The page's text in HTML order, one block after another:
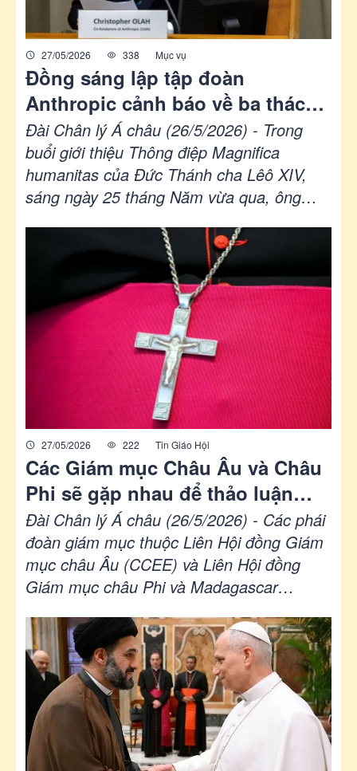
27/05/2026 338 Mục vụ
Đồng sáng lập tập đoàn
Anthropic cảnh báo về ba thách
thức đạo đức của trí tuệ nhân
tạo (AI)
Đài Chân lý Á châu (26/5/2026) - Trong
buổi giới thiệu Thông điệp Magnifica
humanitas của Đức Thánh cha Lêô XIV,
sáng ngày 25 tháng Năm vừa qua, ông
Anthropic, đã cảnh báo về ba thách thức
đạo đức lớn do sự phát triển của trí tuệ
nhân tạo (AI) đặt ra, đồng thời kêu gọi một
sự phân định sâu sắc về tương lai của
công nghệ này. Đồng thời ông cũng tuyên
bố sẵn sàng đón nhận những góp ý của
Giáo hội Công giáo trong lãnh vực này.
27/05/2026 222 Tin Giáo Hội
Các Giám mục Châu Âu và Châu
Phi sẽ gặp nhau để thảo luận
việc triển khai Thượng Hội đồng
về tính hiệp hành
Đài Chân lý Á châu (26/5/2026) - Các phái
đoàn giám mục thuộc Liên Hội đồng Giám
mục châu Âu (CCEE) và Liên Hội đồng
Giám mục châu Phi và Madagascar
từ ngày 25 đến ngày 28 tháng Năm này để
trao đổi về chủ đề: “Loan báo Tin mừng và
tính hiệp hành: Những con đường của các
châu lục”.